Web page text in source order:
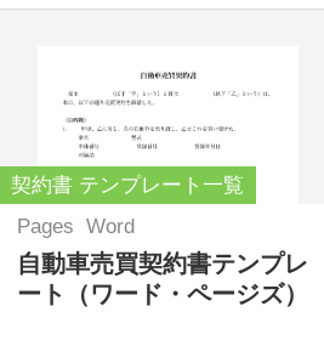
契約書 テンプレート一覧
Pages Word
自動車売買契約書テンプレ
ート（ワード・ページズ）